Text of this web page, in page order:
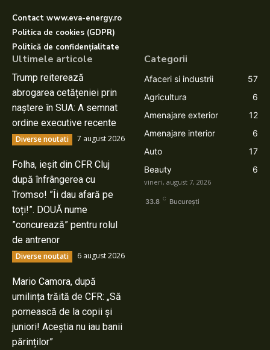
Contact www.eva-energy.ro
Politica de cookies (GDPR)
Politică de confidențialitate
Ultimele articole
Trump reiterează
abrogarea cetățeniei prin
naștere în SUA: A semnat
ordine executive recente
Diverse noutati 7 august 2026
Folha, ieșit din CFR Cluj
după înfrângerea cu
Tromso! ”Îi dau afară pe
toți!”. DOUĂ nume
”concurează” pentru rolul
de antrenor
Diverse noutati 6 august 2026
Mario Camora, după
umilința trăită de CFR: „Să
pornească de la copii și
juniori! Aceștia nu iau banii
părinților”
Categorii
Afaceri si industrii
57
Agricultura
6
Amenajare exterior
12
Amenajare interior
6
Auto
17
Beauty
6
vineri, august 7, 2026
33.8 C București